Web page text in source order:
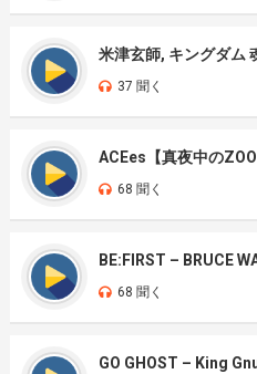
米津玄師, キングダム
37 聞く
ACEes【真夜中のZOO
68 聞く
BE:FIRST – BRUCE
68 聞く
GO GHOST – King